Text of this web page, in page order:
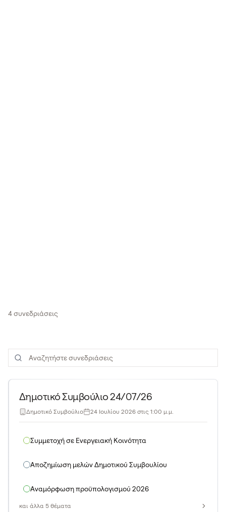
4 συνεδριάσεις
Δημοτικό Συμβούλιο 24/07/26
Δημοτικό Συμβούλιο 24 Ιουλίου 2026 στις 1:00 μ.μ.
Συμμετοχή σε Ενεργειακή Κοινότητα
Αποζημίωση μελών Δημοτικού Συμβουλίου
Αναμόρφωση προϋπολογισμού 2026
και άλλα 5 θέματα